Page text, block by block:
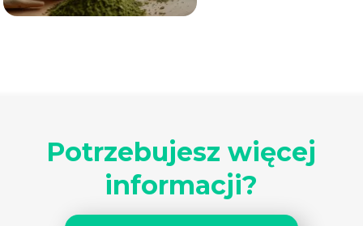
Potrzebujesz więcej
informacji?